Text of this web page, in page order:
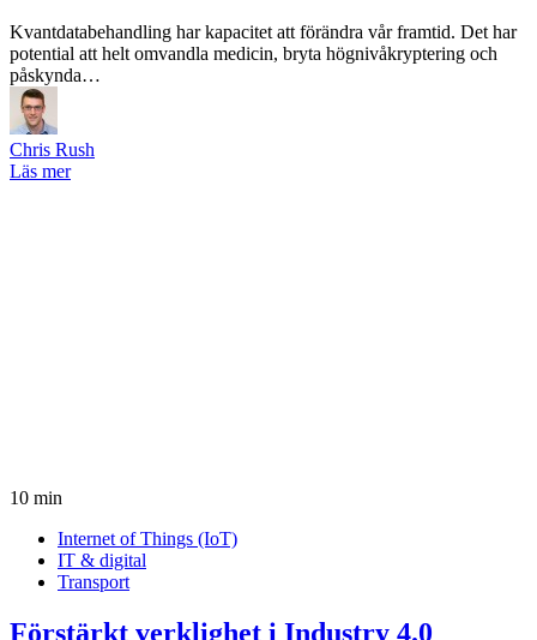
Kvantdatabehandling har kapacitet att förändra vår framtid. Det har
potential att helt omvandla medicin, bryta högnivåkryptering och
påskynda…
Chris Rush
Läs mer
10 min
Internet of Things (IoT)
IT & digital
Transport
Förstärkt verklighet i Industry 4.0